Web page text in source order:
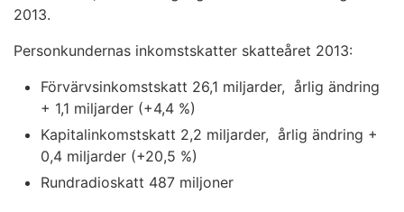
2013.
Personkundernas inkomstskatter skatteåret 2013:
Förvärvsinkomstskatt 26,1 miljarder, årlig ändring
+ 1,1 miljarder (+4,4 %)
Kapitalinkomstskatt 2,2 miljarder, årlig ändring +
0,4 miljarder (+20,5 %)
Rundradioskatt 487 miljoner